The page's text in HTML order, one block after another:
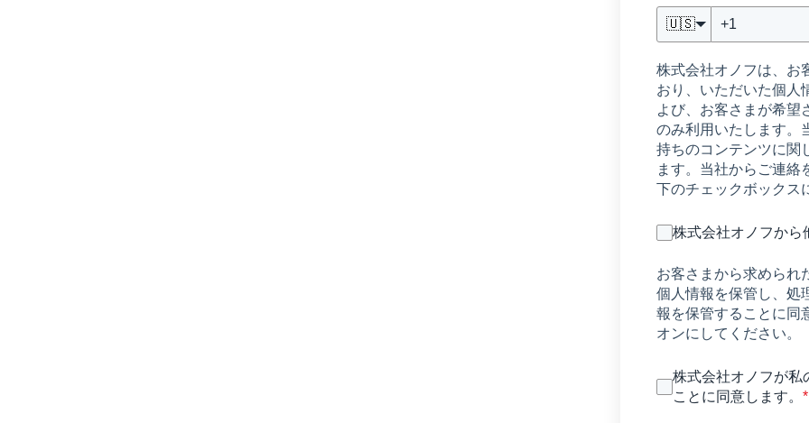
🇺🇸
株式会社オノフは、お
おり、いただいた個人
よび、お客さまが希望
のみ利用いたします。
持ちのコンテンツに関
ます。当社からご連絡
下のチェックボックス
株式会社オノフから
お客さまから求められ
個人情報を保管し、処
報を保管することに同
オンにしてください。
株式会社オノフが私
ことに同意します。*